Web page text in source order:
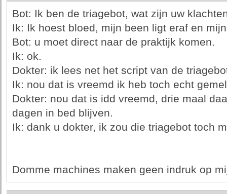
Bot: Ik ben de triagebot, wat zijn uw
Ik: Ik hoest bloed, mijn been ligt eraf en
Bot: u moet direct naar de praktijk komen.
Ik: ok.
Dokter: ik lees net het script van de
Ik: nou dat is vreemd ik heb toch echt
Dokter: nou dat is idd vreemd, drie maal
dagen in bed blijven.
Ik: dank u dokter, ik zou die triagebot toch
Domme machines maken geen indruk op